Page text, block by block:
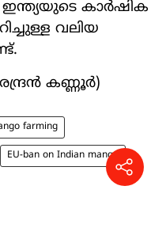
ഇന്ത്യയുടെ കാർഷിക
വലിയ
കണ്ണൂർ)
farming
EU-ban on Indian mango